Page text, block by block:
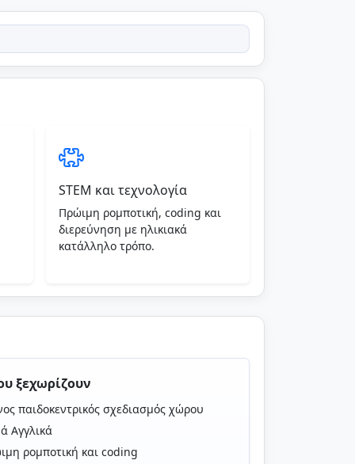
STEM και τεχνολογία
Πρώιμη ρομποτική, coding και
διερεύνηση με ηλικιακά
κατάλληλο τρόπο.
ξεχωρίζουν
παιδοκεντρικός σχεδιασμός χώρου
Αγγλικά
ρομποτική και coding